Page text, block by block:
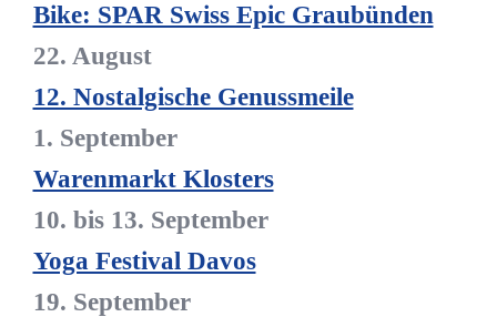
Bike: SPAR Swiss Epic Graubünden
22. August
12. Nostalgische Genussmeile
1. September
Warenmarkt Klosters
10. bis 13. September
Yoga Festival Davos
19. September